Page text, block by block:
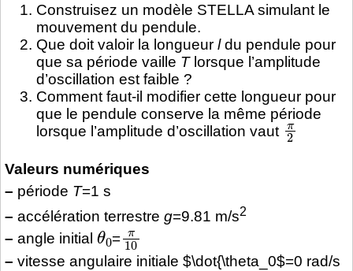
Construisez un modèle STELLA simulant le
mouvement du pendule.
Que doit valoir la longueur ldu pendule pour
que sa période vaille Tlorsque l’amplitude
d’oscillation est faible ?
Comment faut-il modifier cette longueur pour
que le pendule conserve la même période
lorsque l’amplitude d’oscillation vaut
π2
Valeurs numériques
– période T=1 s
– accélération terrestre g=9.81 m/s2
– angle initial
θ0
=
π10
– vitesse angulaire initiale $\dot{\theta_0$=0 rad/s